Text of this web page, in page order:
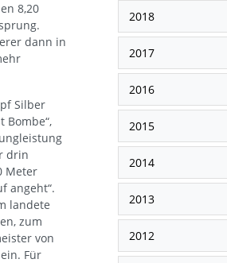
8,20
dann in
Silber
Bombe“,
drin
Meter
angeht“.
landete
zum
von
Für
2018
2017
2016
2015
2014
2013
2012